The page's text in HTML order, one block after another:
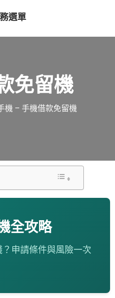
選單
免留機
機 – 手機借款免留機
全攻略
申請條件與風險一次